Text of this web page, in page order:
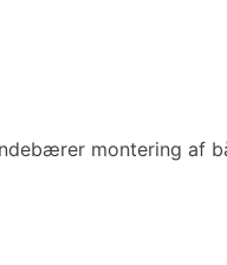
montering af